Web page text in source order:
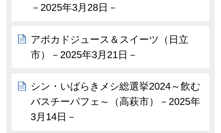
－2025年3月28日－
アボカドジュース＆スイーツ（日立
市）－2025年3月21日－
シン・いばらきメシ総選挙2024～飲む
バスチーパフェ～（高萩市）－2025年
3月14日－